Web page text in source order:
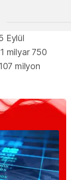
Eylül
milyar 750
milyon